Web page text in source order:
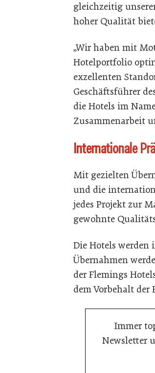
gleichzeitig
hoher Qualität
„Wir haben mit
Hotelportfolio
exzellenten
Geschäftsführer
die Hotels im
Zusammenarbeit
Internationale
Mit gezielten
und die
jedes Projekt zur
gewohnte
Die Hotels werden
Übernahmen
der Flemings
dem Vorbehalt der
Immer
Newsletter